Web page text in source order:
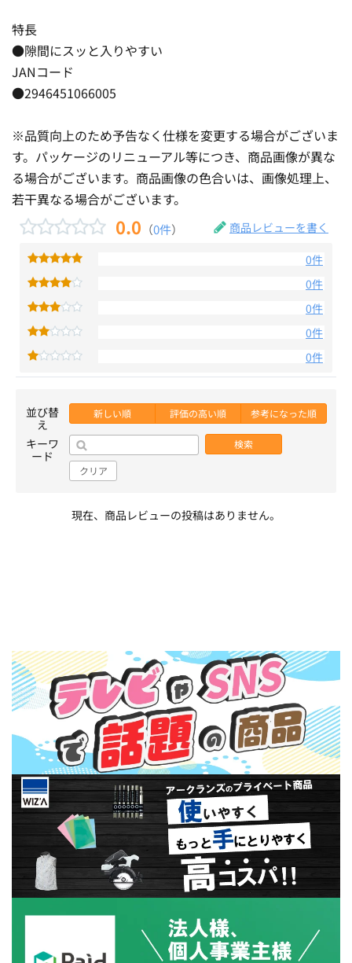
特長
●隙間にスッと入りやすい
JANコード
●2946451066005
※品質向上のため予告なく仕様を変更する場合がございま
す。パッケージのリニューアル等につき、商品画像が異な
る場合がございます。商品画像の色合いは、画像処理上、
若干異なる場合がございます。
0.0 （0件） 商品レビューを書く
0件
0件
0件
0件
0件
並び替
え
新しい順 評価の高い順 参考になった順
キーワ
ード
検索
クリア
現在、商品レビューの投稿はありません。